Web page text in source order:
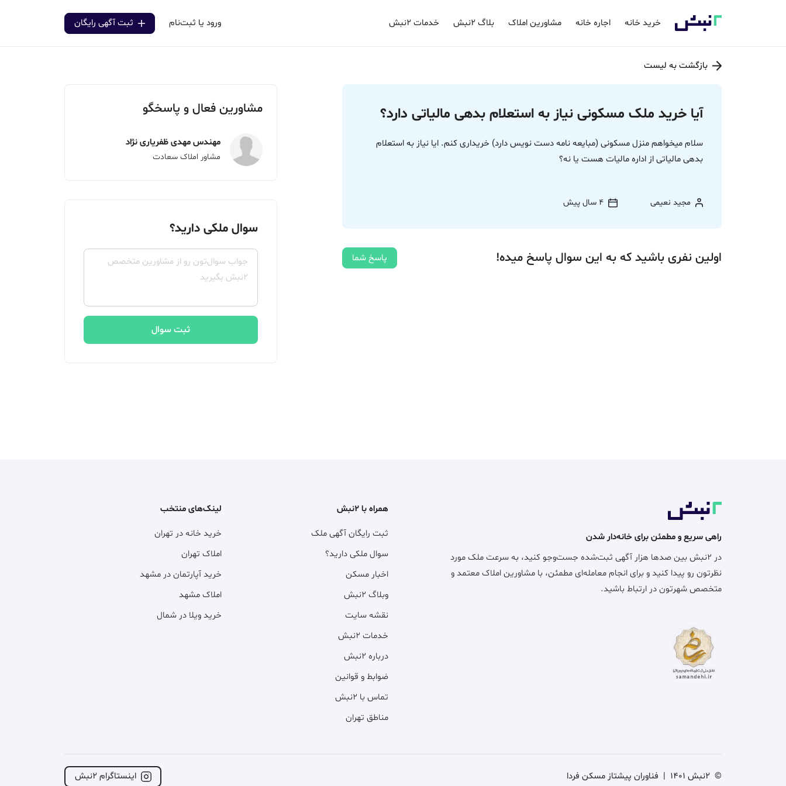
خرید خانه اجاره خانه مشاورین املاک بلاگ ۲نبش خدمات ۲نبش ورود یا ثبت‌نام ثبت آگهی رایگان
بازگشت به لیست
آیا خرید ملک مسکونی نیاز به استعلام بدهی مالیاتی دارد؟
سلام میخواهم منزل مسکونی (مبایعه نامه دست نویس دارد) خریداری کنم. ایا نیاز به استعلام
بدهی مالیاتی از اداره مالیات هست یا نه؟
مجید نعیمی 4 سال پیش
اولین نفری باشید که به این سوال پاسخ میده! پاسخ شما
مشاورین فعال و پاسخگو
مهندس مهدی ظفریاری نژاد
مشاور املاک سعادت
سوال ملکی دارید؟
ثبت سوال
راهی سریع و مطمئن برای خانه‌دار شدن
در ۲نبش بین صدها هزار آگهی ثبت‌شده جست‌وجو کنید، به سرعت ملک مورد
نظرتون رو پیدا کنید و برای انجام معامله‌ای مطمئن، با مشاورین املاک معتمد و
متخصص شهرتون در ارتباط باشید.
همراه با ۲نبش
ثبت رایگان آگهی ملک
سوال ملکی دارید؟
اخبار مسکن
وبلاگ ۲نبش
نقشه سایت
خدمات ۲نبش
درباره ۲نبش
ضوابط و قوانین
تماس با ۲نبش
مناطق تهران
لینک‌های منتخب
خرید خانه در تهران
املاک تهران
خرید آپارتمان در مشهد
املاک مشهد
خرید ویلا در شمال
اینستاگرام ۲نبش © 2نبش 1401 | فناوران پیشتاز مسکن فردا